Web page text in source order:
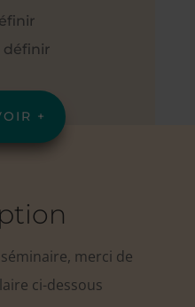
définir
+
merci de
ci-dessous